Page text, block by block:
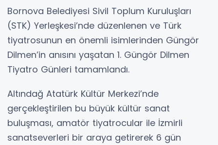
Bornova Belediyesi Sivil Toplum Kuruluşları
(STK) Yerleşkesi’nde düzenlenen ve Türk
tiyatrosunun en önemli isimlerinden Güngör
Dilmen’in anısını yaşatan 1. Güngör Dilmen
Tiyatro Günleri tamamlandı.
Altındağ Atatürk Kültür Merkezi’nde
gerçekleştirilen bu büyük kültür sanat
buluşması, amatör tiyatrocular ile İzmirli
sanatseverleri bir araya getirerek 6 gün